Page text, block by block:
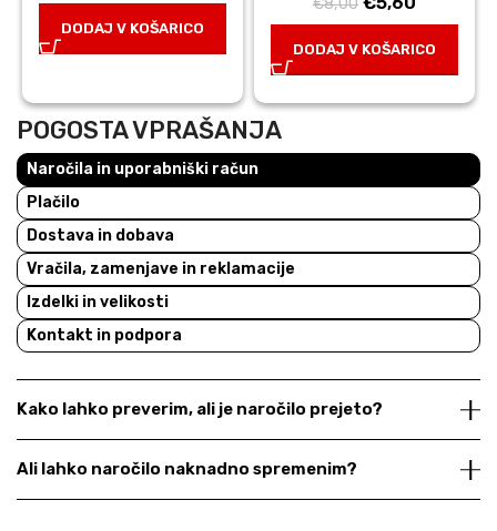
cena
je
bila:
cena
je:
€13,30.
DODAJ V KOŠARICO
€8,00
cena
je
bila:
€8,00.
cena
je:
€5,60.
DODAJ V KOŠARICO
POGOSTA VPRAŠANJA
Naročila in uporabniški račun
Plačilo
Dostava in dobava
Vračila, zamenjave in reklamacije
Izdelki in velikosti
Kontakt in podpora
Kako lahko preverim, ali je naročilo prejeto?
Ali lahko naročilo naknadno spremenim?